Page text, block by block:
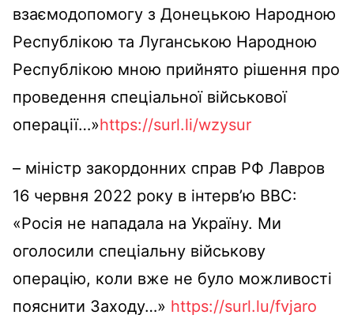
взаємодопомогу з Донецькою Народною
Республікою та Луганською Народною
Республікою мною прийнято рішення про
проведення спеціальної військової
операції…»https://surl.li/wzysur
– міністр закордонних справ РФ Лавров
16 червня 2022 року в інтерв’ю ВВС:
«Росія не нападала на Україну. Ми
оголосили спеціальну військову
операцію, коли вже не було можливості
пояснити Заходу…» https://surl.lu/fvjaro